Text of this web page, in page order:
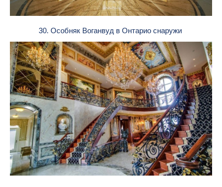
30. Особняк Воганвуд в Онтарио снаружи